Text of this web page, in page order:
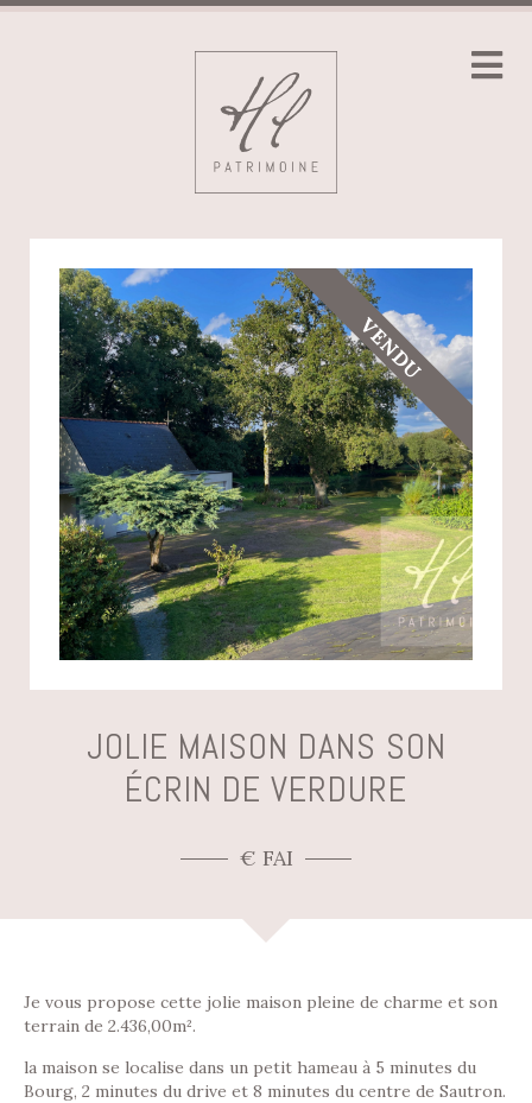
VENDU
JOLIE MAISON DANS SON
ÉCRIN DE VERDURE
€ FAI
Je vous propose cette jolie maison pleine de charme et son
terrain de 2.436,00m².
la maison se localise dans un petit hameau à 5 minutes du
Bourg, 2 minutes du drive et 8 minutes du centre de Sautron.